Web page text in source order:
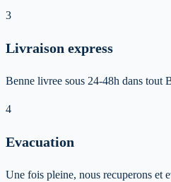
3
Livraison express
Benne livree sous 24-48h dans tout
4
Evacuation
Une fois pleine, nous recuperons et